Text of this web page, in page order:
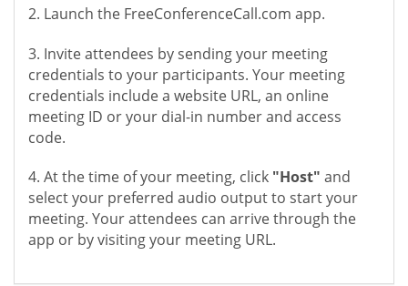
2. Launch the FreeConferenceCall.com app.
3. Invite attendees by sending your meeting
credentials to your participants. Your meeting
credentials include a website URL, an online
meeting ID or your dial-in number and access
code.
4. At the time of your meeting, click "Host" and
select your preferred audio output to start your
meeting. Your attendees can arrive through the
app or by visiting your meeting URL.